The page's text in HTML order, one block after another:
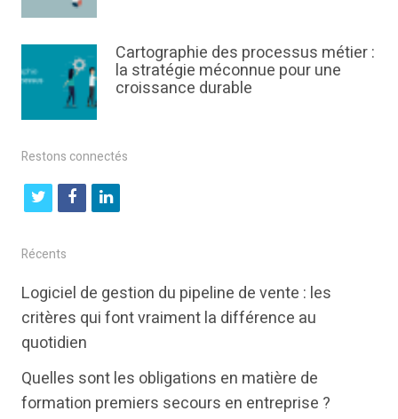
Cartographie des processus métier :
la stratégie méconnue pour une
croissance durable
Restons connectés
t
i
t
t
e
f
b
o
k
l
e
i
n
Récents
Logiciel de gestion du pipeline de vente : les
critères qui font vraiment la différence au
quotidien
Quelles sont les obligations en matière de
formation premiers secours en entreprise ?